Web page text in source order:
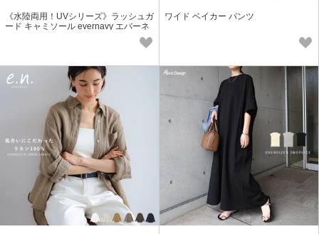
《水陸両用！UVシリーズ》ラッシュガ
ード キャミソール evernavy エバーネ
ワイド ベイカー パンツ